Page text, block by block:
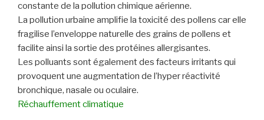
constante de la pollution chimique aérienne.
La pollution urbaine amplifie la toxicité des pollens car elle
fragilise l’enveloppe naturelle des grains de pollens et
facilite ainsi la sortie des protéines allergisantes.
Les polluants sont également des facteurs irritants qui
provoquent une augmentation de l’hyper réactivité
bronchique, nasale ou oculaire.
Réchauffement climatique